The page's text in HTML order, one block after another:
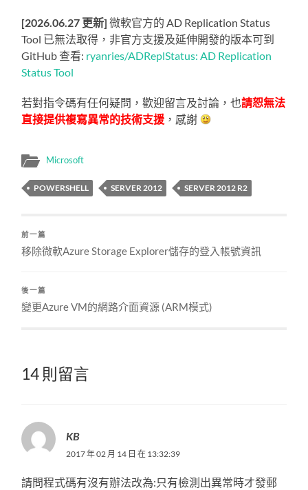
[2026.06.27 更新] 微軟官方的 AD Replication Status
Tool 已無法取得，非官方支援及延伸開發的版本可到
GitHub 查看: ryanries/ADReplStatus: AD Replication
Status Tool
若對指令碼有任何疑問，歡迎留言及討論，也請恕無法
直接提供複寫異常的技術支援 ，感謝
Microsoft
POWERSHELL SERVER 2012 SERVER 2012 R2
前一篇
移除微軟Azure Storage Explorer儲存的登入帳號資訊
後一篇
變更Azure VM的網路介面資源 (ARM模式)
14 則留言
KB
2017 年 02 月 14 日 在 13:32:39
請問程式碼有沒有辦法改為:只有檢測出異常時才發郵